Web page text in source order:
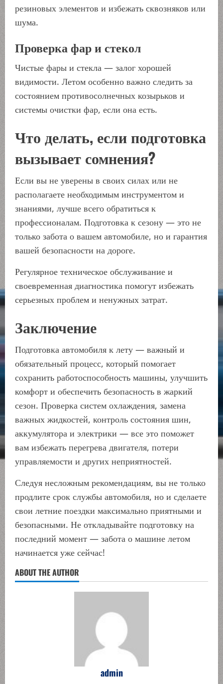
резиновых элементов и избежать сквозняков или
шума.
Проверка фар и стекол
Чистые фары и стекла — залог хорошей
видимости. Летом особенно важно следить за
состоянием противосолнечных козырьков и
системы очистки фар, если она есть.
Что делать, если подготовка
вызывает сомнения?
Если вы не уверены в своих силах или не
располагаете необходимым инструментом и
знаниями, лучше всего обратиться к
профессионалам. Подготовка к сезону — это не
только забота о вашем автомобиле, но и гарантия
вашей безопасности на дороге.
Регулярное техническое обслуживание и
своевременная диагностика помогут избежать
серьезных проблем и ненужных затрат.
Заключение
Подготовка автомобиля к лету — важный и
обязательный процесс, который помогает
сохранить работоспособность машины, улучшить
комфорт и обеспечить безопасность в жаркий
сезон. Проверка систем охлаждения, замена
важных жидкостей, контроль состояния шин,
аккумулятора и электрики — все это поможет
вам избежать перегрева двигателя, потери
управляемости и других неприятностей.
Следуя несложным рекомендациям, вы не только
продлите срок службы автомобиля, но и сделаете
свои летние поездки максимально приятными и
безопасными. Не откладывайте подготовку на
последний момент — забота о машине летом
начинается уже сейчас!
ABOUT THE AUTHOR
admin